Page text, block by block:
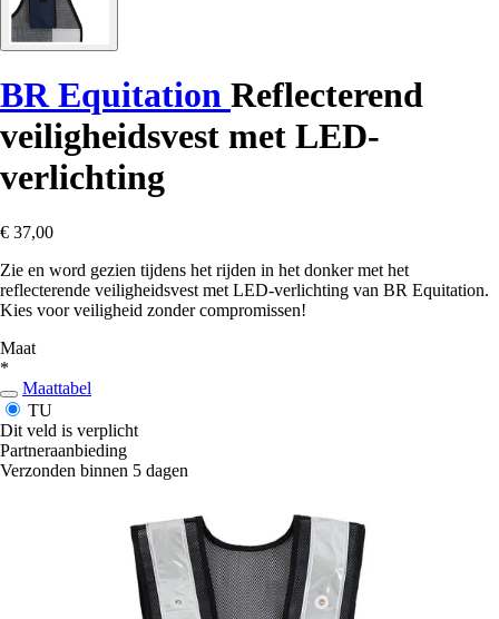
BR Equitation Reflecterend
veiligheidsvest met LED-
verlichting
€ 37,00
Zie en word gezien tijdens het rijden in het donker met het
reflecterende veiligheidsvest met LED-verlichting van BR Equitation.
Kies voor veiligheid zonder compromissen!
Maat
*
Maattabel
TU
Dit veld is verplicht
Partneraanbieding
Verzonden binnen 5 dagen